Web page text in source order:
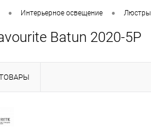
• Интерьерное освещение • Люстры
Batun 2020-5P